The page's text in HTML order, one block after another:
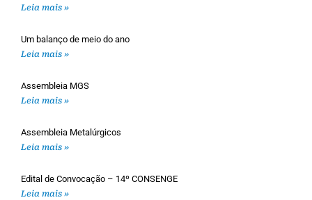
Leia mais »
Um balanço de meio do ano
Leia mais »
Assembleia MGS
Leia mais »
Assembleia Metalúrgicos
Leia mais »
Edital de Convocação – 14º CONSENGE
Leia mais »